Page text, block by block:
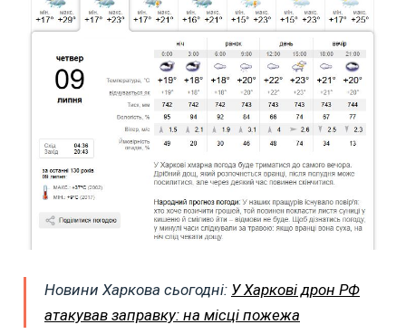
Новини Харкова сьогодні: У Харкові дрон РФ
атакував заправку: на місці пожежа